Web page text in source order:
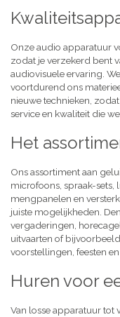
Onze audio apparatuur
zodat je verzekerd bent
audiovisuele ervaring.
voortdurend ons
nieuwe technieken,
service en kwaliteit die
Het
Ons assortiment aan
microfoons, spraak-sets,
mengpanelen en
juiste mogelijkheden.
vergaderingen,
uitvaarten of
voorstellingen, feesten en
Huren voor
Van losse apparatuur tot